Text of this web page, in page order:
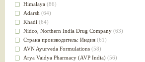
Для медитации
выводит токсины
Для здоровья печени
Для тела(39)
для очищения крови(38)
При диабете(38)
Антиоксидант(37)
Himalaya (86)
Adarsh (64)
Khadi (64)
Nidсo, Northern India Drug Company (63)
Страна производитель: Индия (61)
AVN Ayurveda Formulations (58)
Arya Vaidya Pharmacy (AVP India) (56)